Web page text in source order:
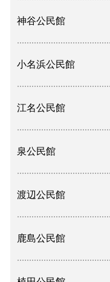
神谷公民館
小名浜公民館
江名公民館
泉公民館
渡辺公民館
鹿島公民館